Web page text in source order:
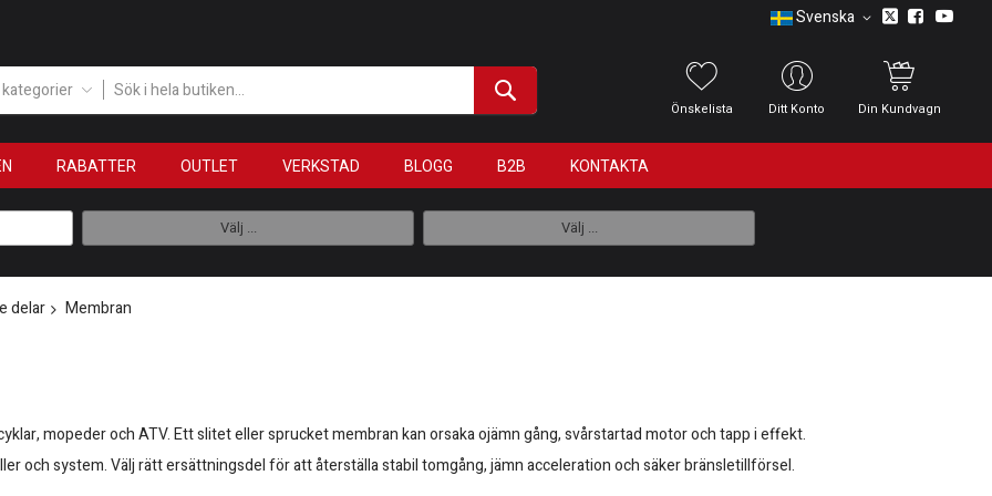
Svenska
Önskelista Ditt Konto Din Kundvagn
RABATTER OUTLET VERKSTAD BLOGG B2B KONTAKTA
Välj ... Välj ...
delar Membran
mopeder och ATV. Ett slitet eller sprucket membran kan orsaka ojämn gång, svårstartad motor och tapp i effekt.
och system. Välj rätt ersättningsdel för att återställa stabil tomgång, jämn acceleration och säker bränsletillförsel.